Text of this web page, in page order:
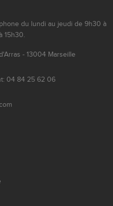
du lundi au jeudi de 9h30 à
15h30.
- 13004 Marseille
04 84 25 62 06